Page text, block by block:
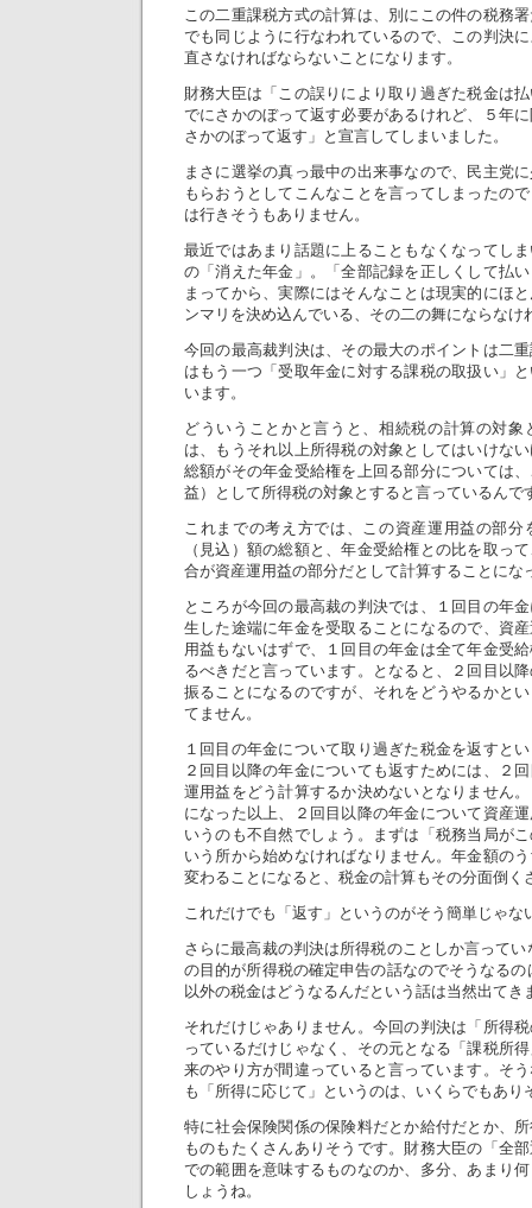
この二重課税方式の計算は、別にこの件の税務
でも同じように行なわれているので、この判決
直さなければならないことになります。
財務大臣は「この誤りにより取り過ぎた税金は
でにさかのぼって返す必要があるけれど、５年
さかのぼって返す」と宣言してしまいました。
まさに選挙の真っ最中の出来事なので、民主党
もらおうとしてこんなことを言ってしまったの
は行きそうもありません。
最近ではあまり話題に上ることもなくなってし
の「消えた年金」。「全部記録を正しくして払
まってから、実際にはそんなことは現実的にほ
ンマリを決め込んでいる、その二の舞にならなけ
今回の最高裁判決は、その最大のポイントは二
はもう一つ「受取年金に対する課税の取扱い」
います。
どういうことかと言うと、相続税の計算の対
は、もうそれ以上所得税の対象としてはいけな
総額がその年金受給権を上回る部分については
益）として所得税の対象とすると言っているんで
これまでの考え方では、この資産運用益の部分
（見込）額の総額と、年金受給権との比を取っ
合が資産運用益の部分だとして計算することにな
ところが今回の最高裁の判決では、１回目の年
生した途端に年金を受取ることになるので、資
用益もないはずで、１回目の年金は全て年金受
るべきだと言っています。となると、２回目以
振ることになるのですが、それをどうやるかと
てません。
１回目の年金について取り過ぎた税金を返すと
２回目以降の年金についても返すためには、２
運用益をどう計算するか決めないとなりません
になった以上、２回目以降の年金について資産
いうのも不自然でしょう。まずは「税務当局が
いう所から始めなければなりません。年金額の
変わることになると、税金の計算もその分面倒く
これだけでも「返す」というのがそう簡単じゃな
さらに最高裁の判決は所得税のことしか言って
の目的が所得税の確定申告の話なのでそうなる
以外の税金はどうなるんだという話は当然出てき
それだけじゃありません。今回の判決は「所得
っているだけじゃなく、その元となる「課税所
来のやり方が間違っていると言っています。そ
も「所得に応じて」というのは、いくらでもあり
特に社会保険関係の保険料だとか給付だとか、
ものもたくさんありそうです。財務大臣の「全
での範囲を意味するものなのか、多分、あまり
しょうね。